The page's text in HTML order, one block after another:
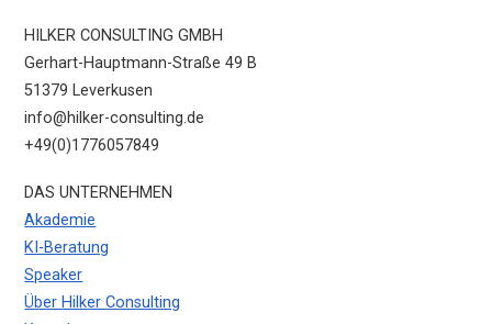
HILKER CONSULTING GMBH
Gerhart-Hauptmann-Straße 49 B
51379 Leverkusen
info@hilker-consulting.de
+49(0)1776057849
DAS UNTERNEHMEN
Akademie
KI-Beratung
Speaker
Über Hilker Consulting